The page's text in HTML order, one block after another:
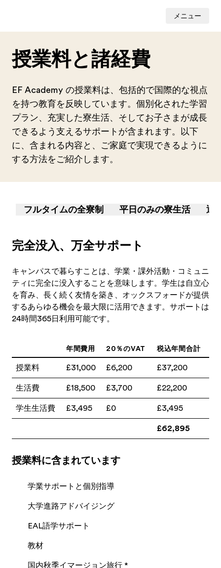
メニュー
授業料と諸経費
EF Academy の授業料は、包括的で国際的な視点
を持つ教育を反映しています。個別化された学習
プラン、充実した寮生活、そしてお子さまが成長
できるよう支えるサポートが含まれます。以下
に、含まれる内容と、ご家庭で実現できるように
する方法をご紹介します。
フルタイムの全寮制 平日のみの寮生活 通
完全没入、万全サポート
キャンパスで暮らすことは、学業・課外活動・コミュニ
ティに完全に没入することを意味します。学生は自立心
を育み、長く続く友情を築き、オックスフォードが提供
するあらゆる機会を最大限に活用できます。サポートは
24時間365日利用可能です。
年間費用 20％のVAT 税込年間合計
授業料 £31,000 £6,200 £37,200
生活費 £18,500 £3,700 £22,200
学生生活費 £3,495 £0 £3,495
£62,895
授業料に含まれています
学業サポートと個別指導
大学進路アドバイジング
EAL語学サポート
教材
国内秋季イマージョン旅行 *